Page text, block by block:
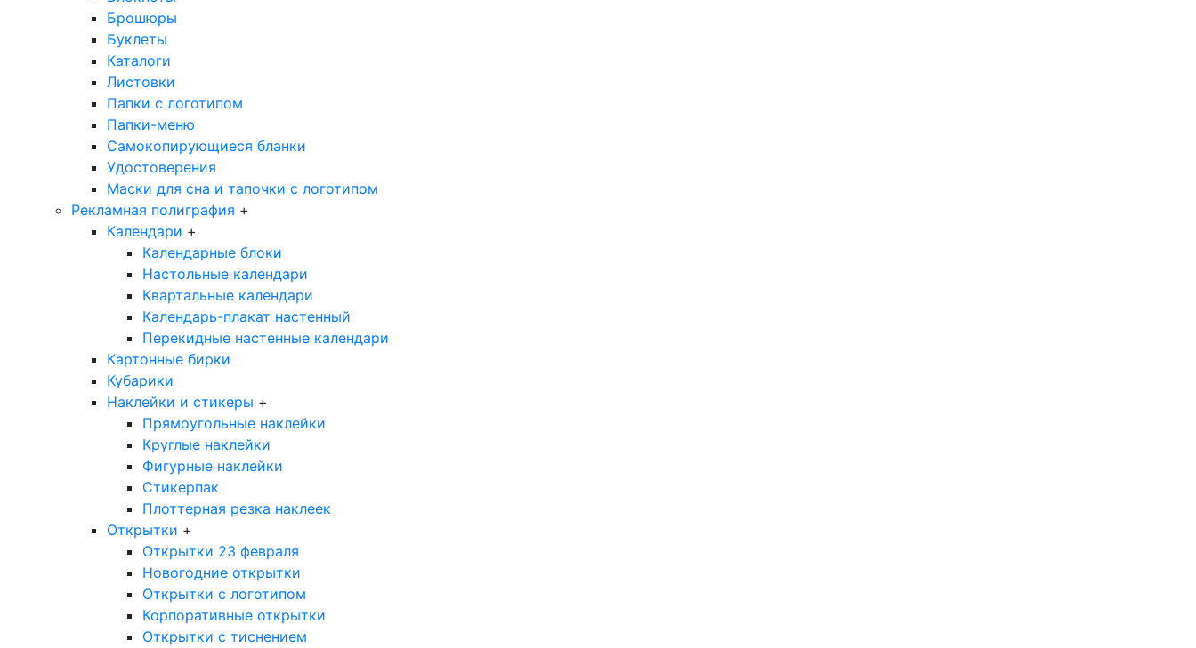
Брошюры
Буклеты
Каталоги
Листовки
Папки с логотипом
Папки-меню
Самокопирующиеся бланки
Удостоверения
Маски для сна и тапочки с логотипом
Рекламная полиграфия +
Календари +
Календарные блоки
Настольные календари
Квартальные календари
Календарь-плакат настенный
Перекидные настенные календари
Картонные бирки
Кубарики
Наклейки и стикеры +
Прямоугольные наклейки
Круглые наклейки
Фигурные наклейки
Стикерпак
Плоттерная резка наклеек
Открытки +
Открытки 23 февраля
Новогодние открытки
Открытки с логотипом
Корпоративные открытки
Открытки с тиснением